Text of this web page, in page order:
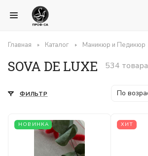
Главная Каталог Маникюр и Педикюр
SOVA DE LUXE 534 товара
ФИЛЬТР
НОВИНКА ХИТ